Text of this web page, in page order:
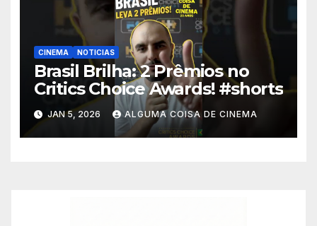
CINEMA NOTICIAS
Brasil Brilha: 2 Prêmios no
Critics Choice Awards! #shorts
JAN 5, 2026 ALGUMA COISA DE CINEMA